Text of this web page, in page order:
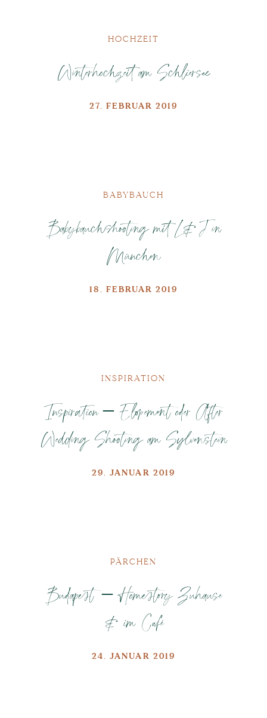
HOCHZEIT
Winterhochzeit am Schliersee
27. FEBRUAR 2019
BABYBAUCH
Babybauchshooting mit L&J in
München
18. FEBRUAR 2019
INSPIRATION
Inspiration – Elopement oder After
Wedding Shooting am Sylvenstein
29. JANUAR 2019
PÄRCHEN
Budapest – Homestory Zuhause
& im Café
24. JANUAR 2019